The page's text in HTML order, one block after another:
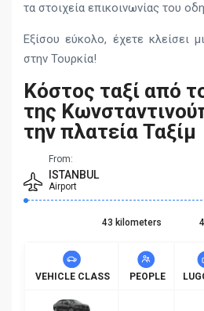
τα στοιχεία επικοινωνίας του
Εξίσου εύκολο, έχετε κλείσει
στην Τουρκία!
Κόστος ταξί από
της
την πλατεία Ταξίμ
From:
ISTANBUL
Airport
43 kilometers
VEHICLE CLASS PEOPLE